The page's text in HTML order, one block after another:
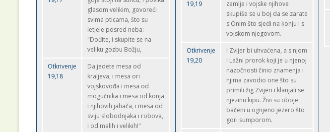
glasom velikim, govoreći
svima pticama, što su
letjele posred neba:
"Dođite, i skupite se na
veliku gozbu Božju,
Otkrivenje
19,18
Da jedete mesa od
kraljeva, i mesa ori
vojskovođa i mesa od
mogućnika i mesa od konja
i njihovih jahača, i mesa od
sviju slobodnjaka i robova,
i od malih i velikih!"
19,19
zemlje i vojske njihove
skupiše se u boj da se zarate
s Onim što sjedi na konju i s
vojskom njegovom.
Otkrivenje
19,20
I Zvijer bi uhvaćena, a s njom
i Lažni prorok koji je u njenoj
nazočnosti činio znamenja i
njima zavodio one što su
primili žig Zvijeri i klanjali se
njezinu kipu. Živi su oboje
bačeni u ognjeno jezero što
gori sumporom.